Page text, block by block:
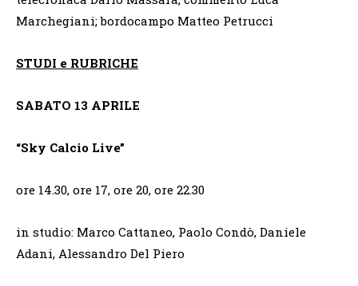
Marchegiani; bordocampo Matteo Petrucci
STUDI e RUBRICHE
SABATO 13 APRILE
“Sky Calcio Live”
ore 14.30, ore 17, ore 20, ore 22.30
in studio: Marco Cattaneo, Paolo Condò, Daniele
Adani, Alessandro Del Piero